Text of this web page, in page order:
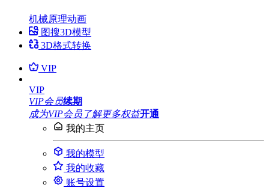
机械原理动画
图搜3D模型
3D格式转换
VIP
VIP
VIP会员续期
成为VIP会员 了解更多权益开通
我的主页
我的模型
我的收藏
账号设置